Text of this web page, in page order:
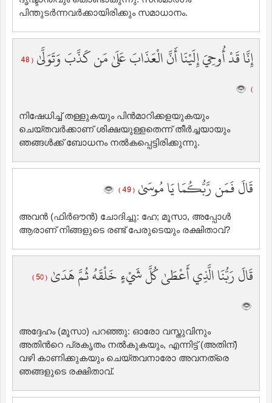
പിന്തുടര്‍ന്നവര്‍ക്കായിരിക്കും സമാധാനം.
إِنَّا قَدْ أُوحِيَ إِلَيْنَا أَنَّ الْعَذَابَ عَلَىٰ مَن كَذَّبَ وَتَوَلَّىٰ ( 48
)
നിഷേധിച്ച് തള്ളുകയും പിന്‍മാറിക്കളയുകയും
ചെയ്തവര്‍ക്കാണ് ശിക്ഷയുള്ളതെന്ന് തീര്‍ച്ചയായും
ഞങ്ങള്‍ക്ക് ബോധനം നല്‍കപ്പെട്ടിരിക്കുന്നു.
قَالَ فَمَن رَّبُّكُمَا يَا مُوسَىٰ ( 49 )
അവന്‍ (ഫിര്‍ഔന്‍) ചോദിച്ചു: ഹേ; മൂസാ, അപ്പോള്‍
ആരാണ് നിങ്ങളുടെ രണ്ട് പേരുടെയും രക്ഷിതാവ്‌?
قَالَ رَبُّنَا الَّذِي أَعْطَىٰ كُلَّ شَيْءٍ خَلْقَهُ ثُمَّ هَدَىٰ ( 50 )
അദ്ദേഹം (മൂസാ) പറഞ്ഞു: ഓരോ വസ്തുവിനും
അതിന്‍റെ പ്രകൃതം നല്‍കുകയും, എന്നിട്ട് (അതിന്‌)
വഴി കാണിക്കുകയും ചെയ്തവനാരോ അവനത്രെ
ഞങ്ങളുടെ രക്ഷിതാവ്‌.